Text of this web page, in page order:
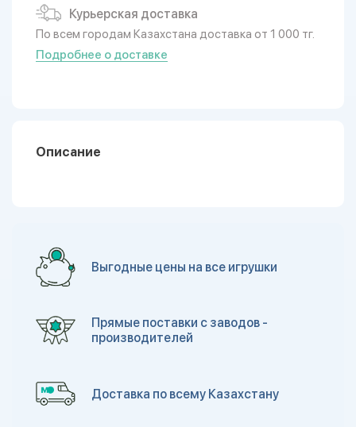
Курьерская доставка
По всем городам Казахстана доставка от 1 000 тг.
Подробнее о доставке
Описание
Выгодные цены на все игрушки
Прямые поставки с заводов -
производителей
Доставка по всему Казахстану